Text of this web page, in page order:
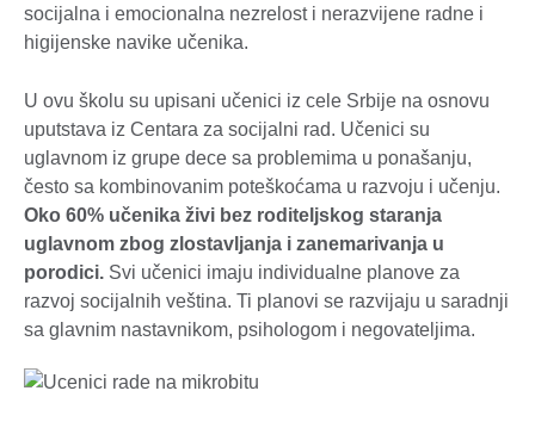
socijalna i emocionalna nezrelost i nerazvijene radne i
higijenske navike učenika.
U ovu školu su upisani učenici iz cele Srbije na osnovu
uputstava iz Centara za socijalni rad. Učenici su
uglavnom iz grupe dece sa problemima u ponašanju,
često sa kombinovanim poteškoćama u razvoju i učenju.
Oko 60% učenika živi bez roditeljskog staranja
uglavnom zbog zlostavljanja i zanemarivanja u
porodici. Svi učenici imaju individualne planove za
razvoj socijalnih veština. Ti planovi se razvijaju u saradnji
sa glavnim nastavnikom, psihologom i negovateljima.